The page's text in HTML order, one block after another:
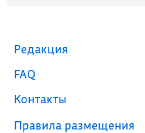
Редакция
FAQ
Контакты
Правила размещения